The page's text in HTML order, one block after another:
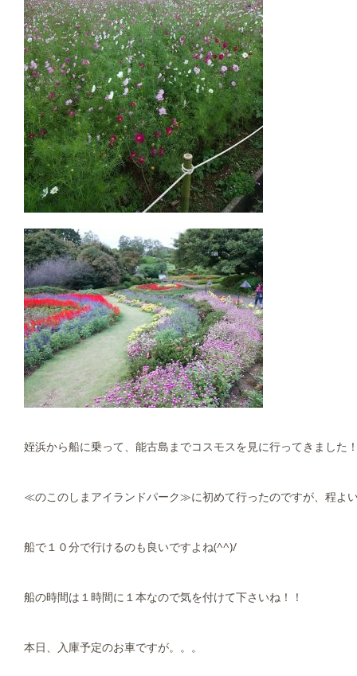
姪浜から船に乗って、能古島までコスモスを見に行ってきました！
≪のこのしまアイランドパーク≫に初めて行ったのですが、程よ
船で１０分で行けるのも良いですよね(^^)/
船の時間は１時間に１本なので気を付けて下さいね！！
本日、入庫予定のお車ですが。。。